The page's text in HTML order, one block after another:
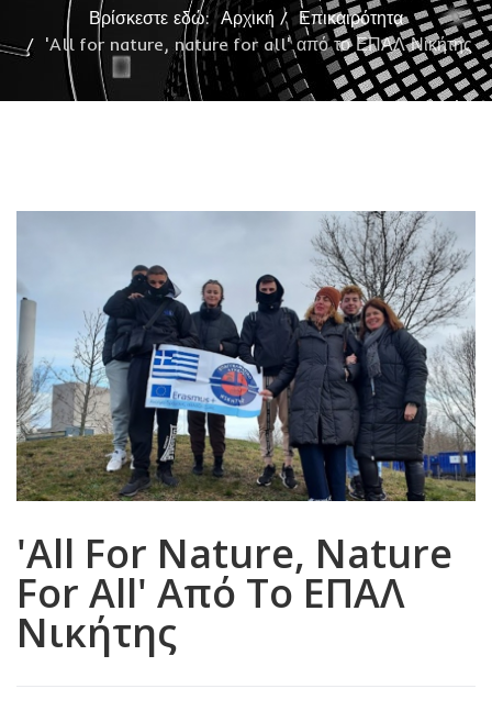
Βρίσκεστε εδώ:Αρχική
Επικαιρότητα
'All for nature, nature for all' από το ΕΠΑΛ Νικήτης
'All For Nature, Nature
For All' Από Το ΕΠΑΛ
Νικήτης